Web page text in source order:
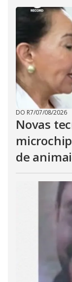
DO R7/07/08/2026
Novas
de